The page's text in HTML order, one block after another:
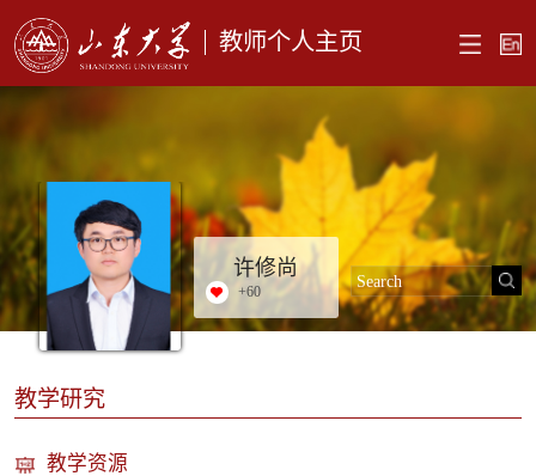
教师个人主页
许修尚
+60
教学研究
教学资源